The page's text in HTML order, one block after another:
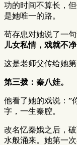
功的时间不算长，
是她唯一的路。
苟存忠对她说了一句
儿女私情，戏就不
这是老师父传给她第
第三拨：秦八娃。
他看了她的戏说：”
字，一生秦腔。
改名忆秦娥之后，
水般涌来。她第一